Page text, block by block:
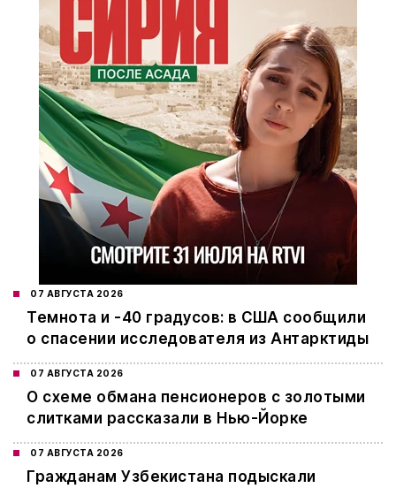
07 АВГУСТА 2026
Темнота и -40 градусов: в США сообщили
о спасении исследователя из Антарктиды
07 АВГУСТА 2026
О схеме обмана пенсионеров с золотыми
слитками рассказали в Нью-Йорке
07 АВГУСТА 2026
Гражданам Узбекистана подыскали